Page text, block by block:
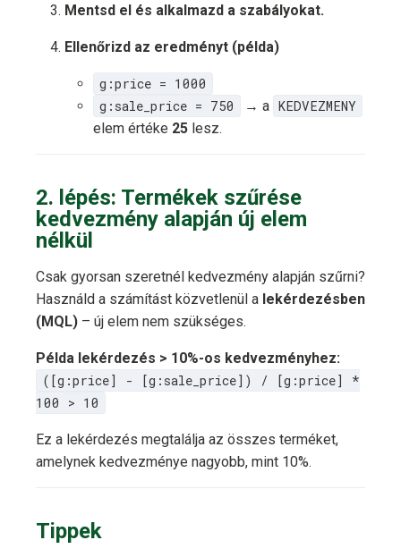
Mentsd el és alkalmazd a szabályokat.
Ellenőrizd az eredményt (példa)
g:price = 1000
g:sale_price = 750
→ a KEDVEZMENY
elem értéke 25 lesz.
2. lépés: Termékek szűrése
kedvezmény alapján új elem
nélkül
Csak gyorsan szeretnél kedvezmény alapján szűrni?
Használd a számítást közvetlenül a lekérdezésben
(MQL) – új elem nem szükséges.
Példa lekérdezés > 10%-os kedvezményhez:
([g:price] - [g:sale_price]) / [g:price] *
100 > 10
Ez a lekérdezés megtalálja az összes terméket,
amelynek kedvezménye nagyobb, mint 10%.
Tippek